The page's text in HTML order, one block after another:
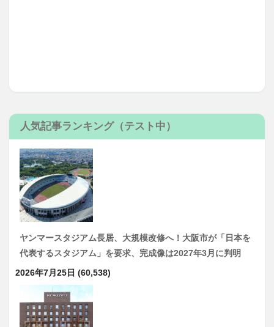
人気記事ランキング（テスト中）
ヤンマースタジアム長居、大規模改修へ！大阪市が「日本を
代表するスタジアム」を要求、完成像は2027年3月に判明
2026年7月25日 (60,538)